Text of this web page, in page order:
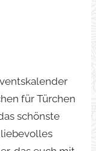
für Türchen
schönste